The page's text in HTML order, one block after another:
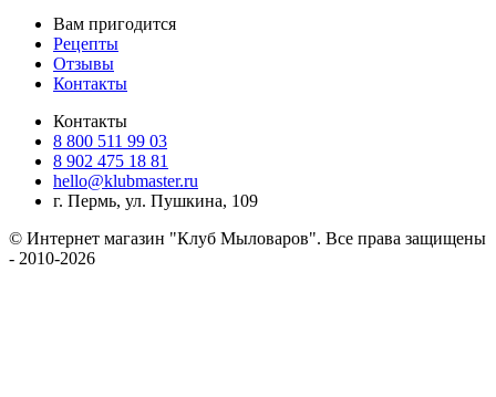
Вам пригодится
Рецепты
Отзывы
Контакты
Контакты
8 800 511 99 03
8 902 475 18 81
hello@klubmaster.ru
г. Пермь, ул. Пушкина, 109
© Интернет магазин "Клуб Мыловаров". Все права защищены
- 2010-2026